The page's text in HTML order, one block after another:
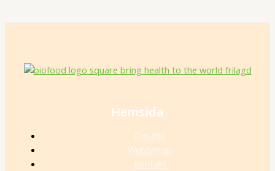
Hemsida
Om oss
Webbshop
Kontakt